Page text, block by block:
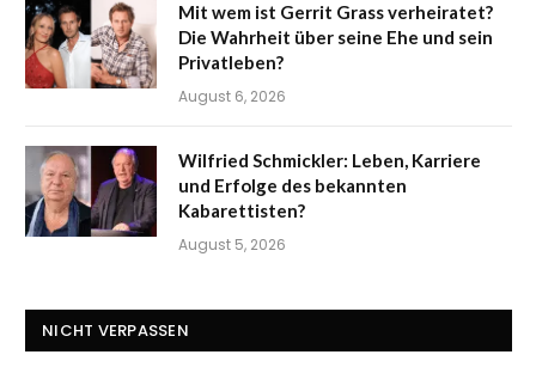
Mit wem ist Gerrit Grass verheiratet?
Die Wahrheit über seine Ehe und sein
Privatleben?
August 6, 2026
Wilfried Schmickler: Leben, Karriere
und Erfolge des bekannten
Kabarettisten?
August 5, 2026
NICHT VERPASSEN